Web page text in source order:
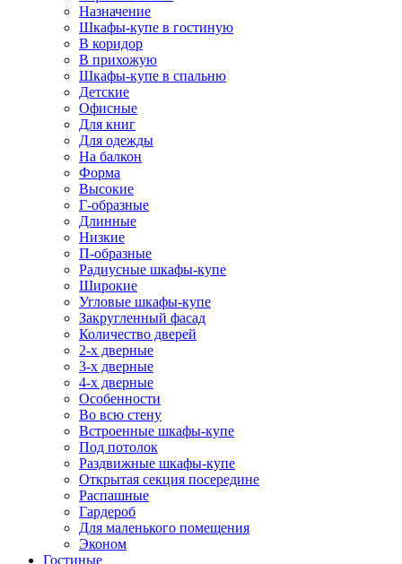
Назначение
Шкафы-купе в гостиную
В коридор
В прихожую
Шкафы-купе в спальню
Детские
Офисные
Для книг
Для одежды
На балкон
Форма
Высокие
Г-образные
Длинные
Низкие
П-образные
Радиусные шкафы-купе
Широкие
Угловые шкафы-купе
Закругленный фасад
Количество дверей
2-х дверные
3-х дверные
4-х дверные
Особенности
Во всю стену
Встроенные шкафы-купе
Под потолок
Раздвижные шкафы-купе
Открытая секция посередине
Распашные
Гардероб
Для маленького помещения
Эконом
Гостиные